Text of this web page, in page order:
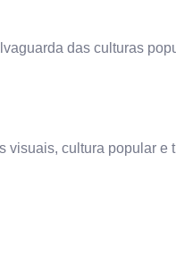
das culturas
cultura popular